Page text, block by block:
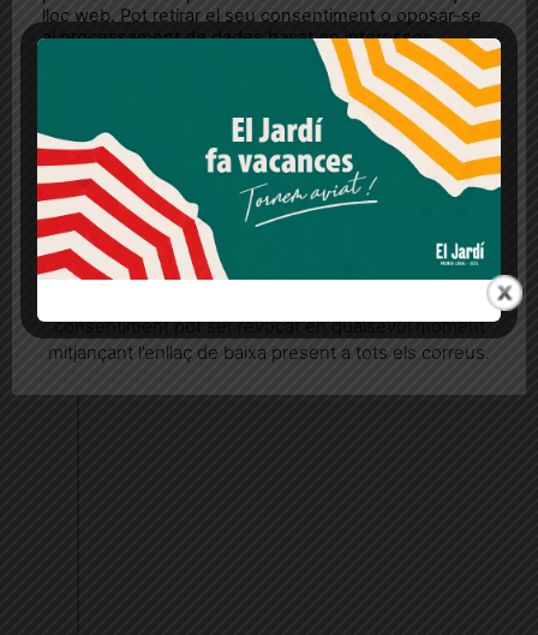
lloc web. Pot retirar el seu consentiment o oposar-se
al processament de dades basat en interessos
legítims en qualsevol moment fent clic a "Ajustos de
cookies" o a la nostra Política de privacitat en aquest
lloc web. Si cliques "acceptar" dones el teu
Més informació Acceptar Rebutjar tot
Quan l’usuari crea un compte al Diari el Jardí, dona el
seu consentiment explícit per rebre comunicacions
consentiment pot ser revocat en qualsevol moment
mitjançant l’enllaç de baixa present a tots els correus.